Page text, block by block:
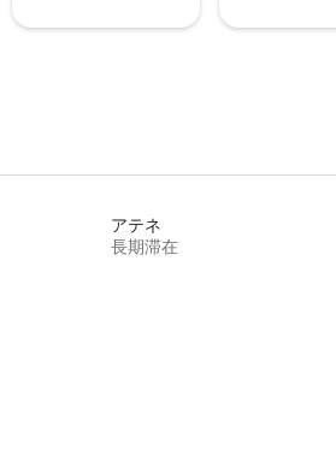
アテネ
長期滞在